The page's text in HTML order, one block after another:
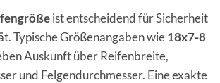
ist entscheidend für Sicherheit
Typische Größenangaben wie18x7-8
Auskunft über Reifenbreite,
und Felgendurchmesser. Eine exakte